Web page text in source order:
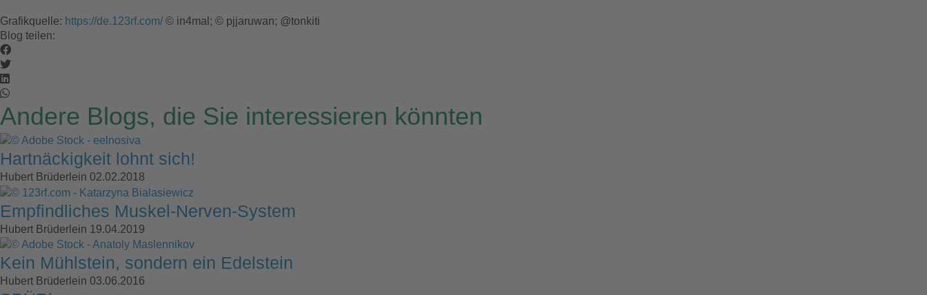
Grafikquelle: https://de.123rf.com/© in4mal; © pjjaruwan; @tonkiti
Blog teilen:
Andere Blogs, die Sie interessieren könnten
Hartnäckigkeit lohnt sich!
Hubert Brüderlein 02.02.2018
Empfindliches Muskel-Nerven-System
Hubert Brüderlein 19.04.2019
Kein Mühlstein, sondern ein Edelstein
Hubert Brüderlein 03.06.2016